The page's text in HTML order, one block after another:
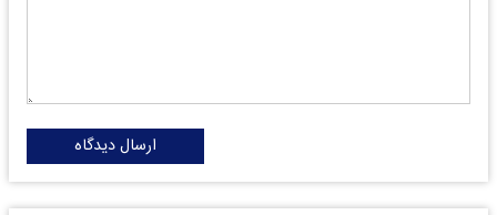
ارسال دیدگاه